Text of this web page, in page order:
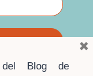
Blog de
×